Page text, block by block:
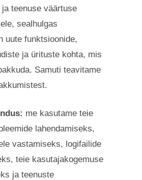
teenuse väärtuse
sealhulgas
uute funktsioonide,
ja ürituste kohta, mis
Samuti teavitame
me kasutame teie
lahendamiseks,
vastamiseks, logifailide
teie kasutajakogemuse
ja teenuste